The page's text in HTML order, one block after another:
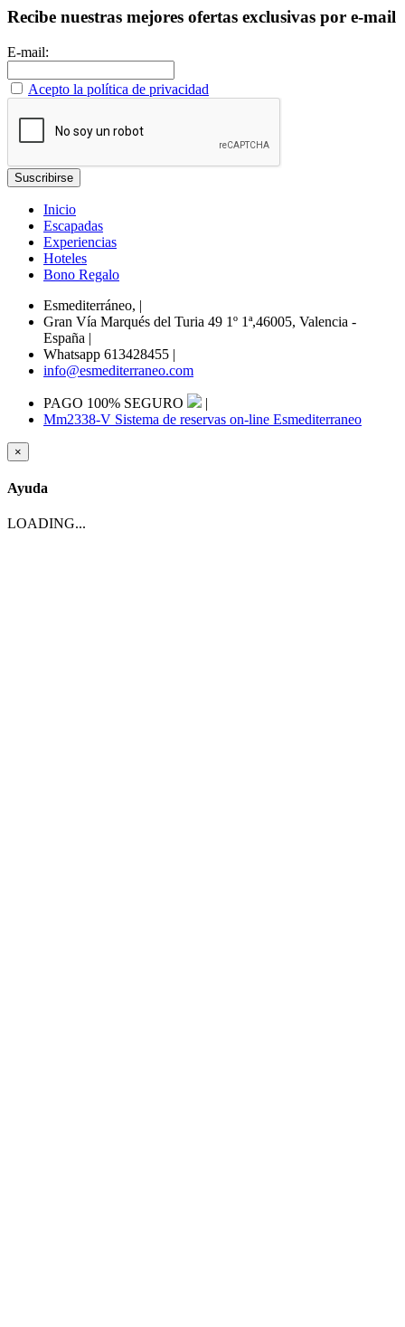
Recibe nuestras mejores ofertas exclusivas por e-mail
E-mail:
Acepto la política de privacidad
Inicio
Escapadas
Experiencias
Hoteles
Bono Regalo
Esmediterráneo, |
Gran Vía Marqués del Turia 49 1º 1ª,46005, Valencia -
España |
Whatsapp 613428455 |
info@esmediterraneo.com
PAGO 100% SEGURO
|
Mm2338-V Sistema de reservas on-line Esmediterraneo
×
Ayuda
LOADING...